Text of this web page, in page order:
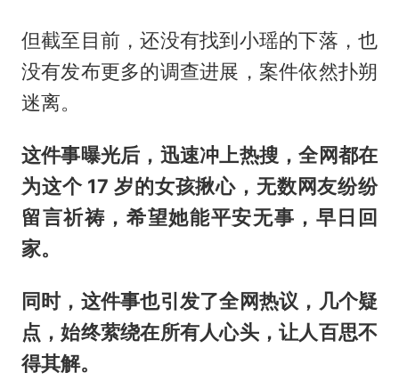
但截至目前，还没有找到小瑶的下落，也
没有发布更多的调查进展，案件依然扑朔
迷离。
这件事曝光后，迅速冲上热搜，全网都在
为这个 17 岁的女孩揪心，无数网友纷纷
留言祈祷，希望她能平安无事，早日回
家。
同时，这件事也引发了全网热议，几个疑
点，始终萦绕在所有人心头，让人百思不
得其解。